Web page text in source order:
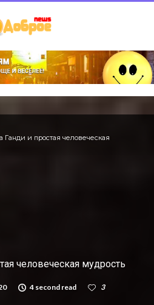
Ганди и простая человеческая
человеческая мудрость
4 second read
3